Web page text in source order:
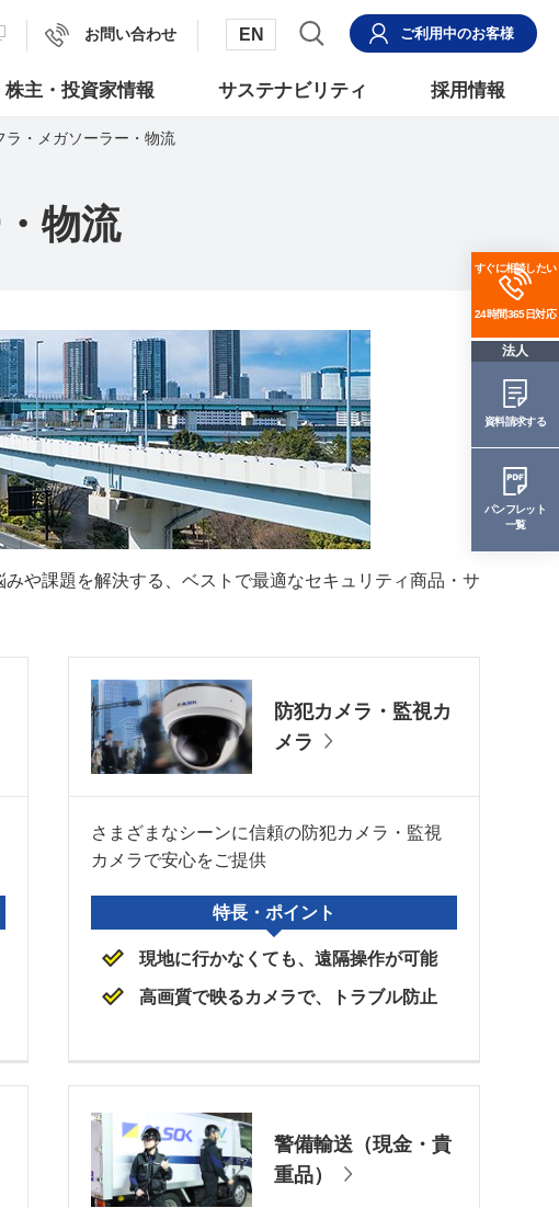
お問い合わせ EN ご利用中のお客様
株主・投資家情報 サステナビリティ 採用情報
ラ・メガソーラー・物流
物流
や課題を解決する、ベストで最適なセキュリティ商品・サ
防犯カメラ・監視カ
メラ
さまざまなシーンに信頼の防犯カメラ・監視
カメラで安心をご提供
特長・ポイント
現地に行かなくても、遠隔操作が可能
高画質で映るカメラで、トラブル防止
警備輸送（現金・貴
重品）
すぐに相談したい
24時間365日対応
法人
資料請求する
パンフレット
一覧